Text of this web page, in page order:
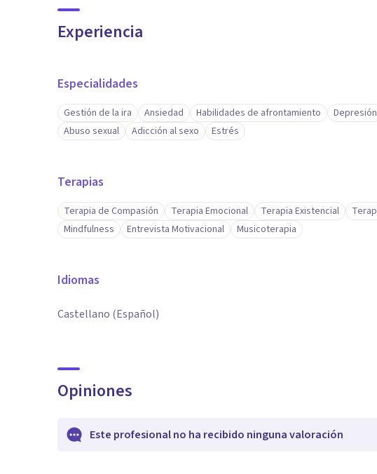
Experiencia
Especialidades
Gestión de la ira Ansiedad Habilidades de afrontamiento Depresión
Abuso sexual
Adicción al sexo Estrés
Terapias
Terapia de Compasión Terapia Emocional Terapia Existencial
Mindfulness
Entrevista Motivacional Musicoterapia
Idiomas
Castellano (Español)
Opiniones
Este profesional no ha recibido ninguna valoración